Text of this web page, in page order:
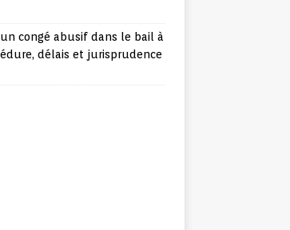
congé abusif dans le bail à
délais et jurisprudence